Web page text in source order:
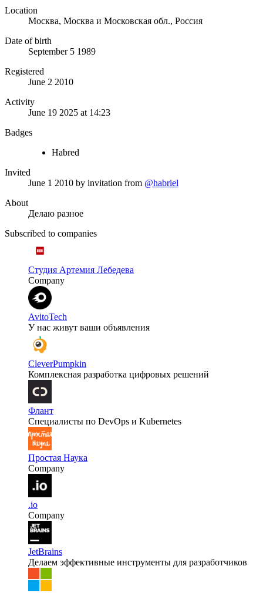
Location
Москва, Москва и Московская обл., Россия
Date of birth
September 5 1989
Registered
June 2 2010
Activity
June 19 2025 at 14:23
Badges
Habred
Invited
June 1 2010 by invitation from @habriel
About
Делаю разное
Subscribed to companies
Студия Артемия Лебедева
Company
AvitoTech
У нас живут ваши объявления
CleverPumpkin
Комплексная разработка цифровых решений
Флант
Специалисты по DevOps и Kubernetes
Простая Наука
Company
.io
Company
JetBrains
Делаем эффективные инструменты для разработчиков